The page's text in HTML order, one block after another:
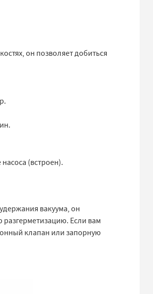
он позволяет добиться
(встроен).
вакуума, он
Если вам
клапан или запорную